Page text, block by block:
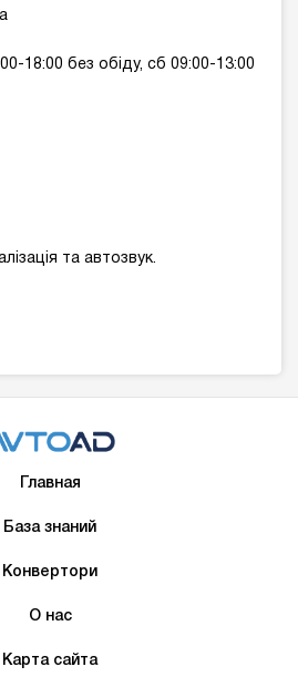
18:00 без обіду, сб 09:00-13:00
та автозвук.
Главная
База знаний
Конвертори
О нас
Карта сайта